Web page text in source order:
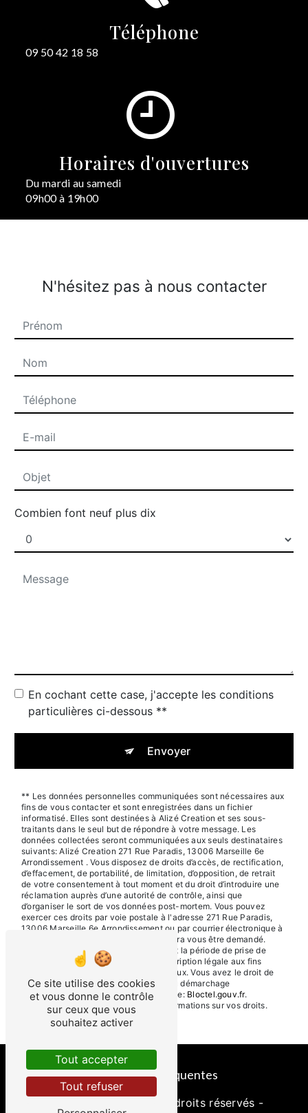
Téléphone
09 50 42 18 58
Horaires d'ouvertures
Du mardi au samedi
09h00 à 19h00
N'hésitez pas à nous contacter
Combien font neuf plus dix
En cochant cette case, j'accepte les conditions
particulières ci-dessous **
Envoyer
** Les données personnelles communiquées sont nécessaires aux
fins de vous contacter et sont enregistrées dans un fichier
informatisé. Elles sont destinées à Alizé Creation et ses sous-
traitants dans le seul but de répondre à votre message. Les
données collectées seront communiquées aux seuls destinataires
suivants: Alizé Creation 271 Rue Paradis, 13006 Marseille 6e
Arrondissement . Vous disposez de droits d’accès, de rectification,
d’effacement, de portabilité, de limitation, d’opposition, de retrait
de votre consentement à tout moment et du droit d’introduire une
réclamation auprès d’une autorité de contrôle, ainsi que
d’organiser le sort de vos données post-mortem. Vous pouvez
exercer ces droits par voie postale à l'adresse 271 Rue Paradis,
13006 Marseille 6e Arrondissement ou par courrier électronique à
l'adresse . Un justificatif d'identité pourra vous être demandé.
Nous conservons vos données pendant la période de prise de
contact puis pendant la durée de prescription légale aux fins
probatoires et de gestion des contentieux. Vous avez le droit de
vous inscrire sur la liste d'opposition au démarchage
téléphonique, disponible à cette adresse: Bloctel.gouv.fr.
Consultez le site cnil.fr pour plus d’informations sur vos droits.
Recherches fréquentes
- 2026 - Tous droits réservés -
Ce site utilise des cookies
et vous donne le contrôle
sur ceux que vous
souhaitez activer
Tout accepter
Tout refuser